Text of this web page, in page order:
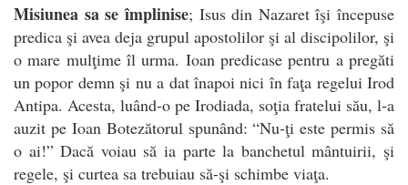
Misiunea sa se împlinise; Isus din Nazaret îşi începuse
predica şi avea deja grupul apostolilor şi al discipolilor, şi
o mare mulţime îl urma. Ioan predicase pentru a pregăti
un popor demn şi nu a dat înapoi nici în faţa regelui Irod
Antipa. Acesta, luând-o pe Irodiada, soţia fratelui său, l-a
auzit pe Ioan Botezătorul spunând: “Nu-ţi este permis să
o ai!” Dacă voiau să ia parte la banchetul mântuirii, şi
regele, şi curtea sa trebuiau să-şi schimbe viaţa.